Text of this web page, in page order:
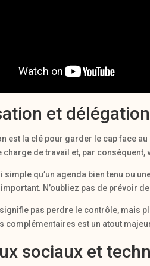
et
est la clé pour garder le cap face au
charge de travail et, par conséquent,
simple qu’un agenda bien tenu ou
N’oubliez pas de prévoir
pas perdre le contrôle, mais
complémentaires est un atout
sociaux et